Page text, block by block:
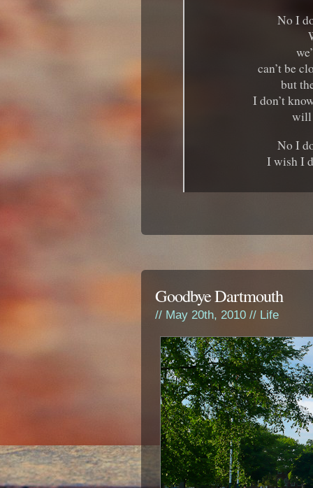
No I
can’t be
but
I don’t
will
No I
I wish I
Goodbye Dartmouth
// May 20th, 2010 // Life